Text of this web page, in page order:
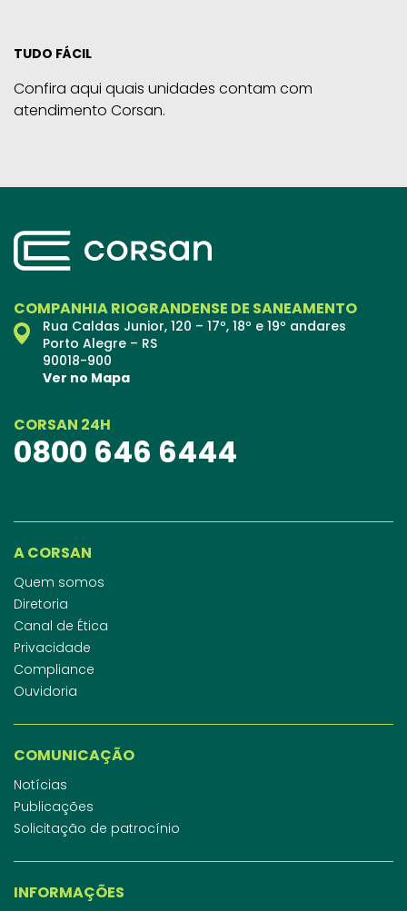
TUDO FÁCIL
Confira aqui quais unidades contam com
atendimento Corsan.
COMPANHIA RIOGRANDENSE DE SANEAMENTO
Rua Caldas Junior, 120 – 17º, 18º e 19º andares
Porto Alegre – RS
90018-900
Ver no Mapa
CORSAN 24H
0800 646 6444
A CORSAN
Quem somos
Diretoria
Canal de Ética
Privacidade
Compliance
Ouvidoria
COMUNICAÇÃO
Notícias
Publicações
Solicitação de patrocínio
INFORMAÇÕES